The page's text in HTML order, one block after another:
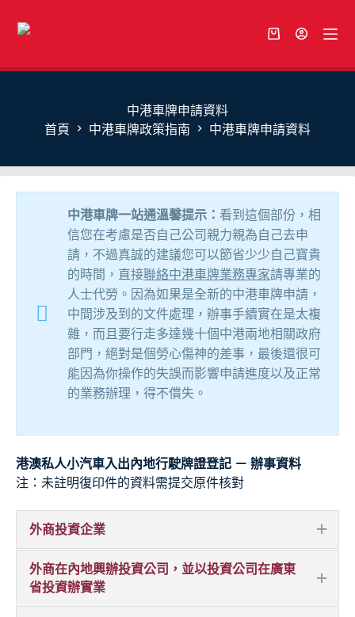
中港車牌申請資料
首頁
中港車牌政策指南 中港車牌申請資料
中港車牌一站通溫馨提示： 看到這個部份，相
信您在考慮是否自己公司親力親為自己去申
請，不過真誠的建議您可以節省少少自己寶貴
的時間，直接聯絡中港車牌業務專家請專業的
人士代勞。因為如果是全新的中港車牌申請，
中間涉及到的文件處理，辦事手續實在是太複
雜，而且要行走多達幾十個中港兩地相關政府
部門，絕對是個勞心傷神的差事，最後還很可
能因為你操作的失誤而影響申請進度以及正常
的業務辦理，得不償失。
港澳私人小汽車入出內地行駛牌證登記 － 辦事資料
注：未註明復印件的資料需提交原件核對
外商投資企業
外商在內地興辦投資公司，並以投資公司在廣東
省投資辦實業